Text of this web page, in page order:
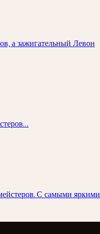
а зажигательный Левон
С самыми яркими